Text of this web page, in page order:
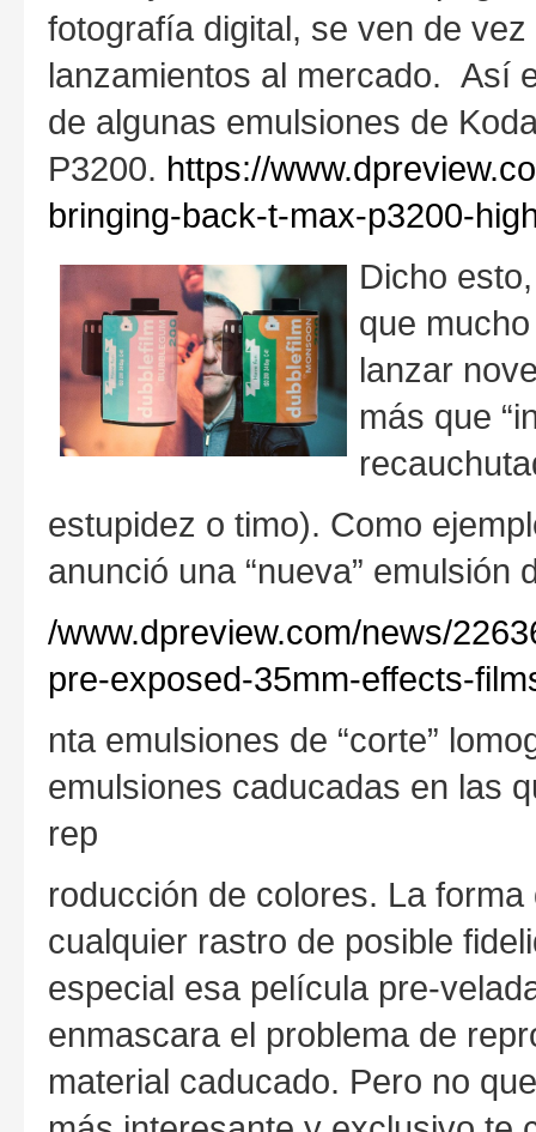
fotografía digital, se ven de
lanzamientos al mercado. Así
de algunas emulsiones de
P3200. https://
bringing-back-t-max-p3200-
Dicho
que
lanzar
más que
estupidez o timo). Como
anunció una “nueva” emulsión
/www.dpreview.com/news/
pre-exposed-35mm-effects-
nta emulsiones de “corte”
emulsiones caducadas en las
rep
roducción de colores. La
cualquier rastro de posible
especial esa película pre-
enmascara el problema de
material caducado. Pero no